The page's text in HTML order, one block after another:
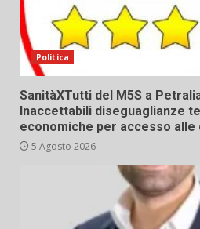
Politica
SanitàXTutti del M5S a
Inaccettabili diseguaglianze
economiche per accesso alle
5 Agosto 2026